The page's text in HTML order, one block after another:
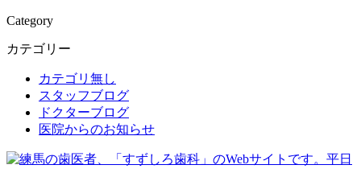
Category
カテゴリー
カテゴリ無し
スタッフブログ
ドクターブログ
医院からのお知らせ